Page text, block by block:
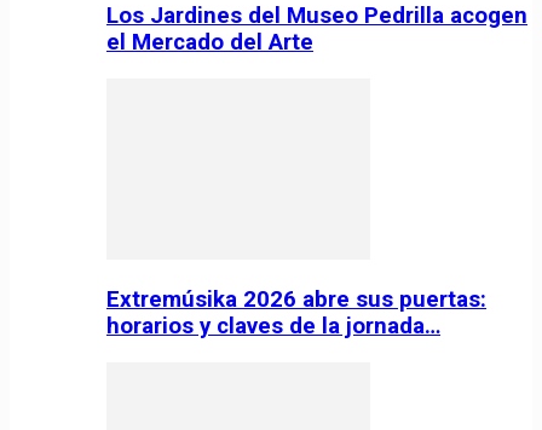
Los Jardines del Museo Pedrilla acogen
el Mercado del Arte
Extremúsika 2026 abre sus puertas:
horarios y claves de la jornada…